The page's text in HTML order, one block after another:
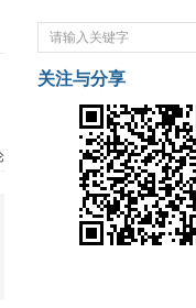
关注与分享